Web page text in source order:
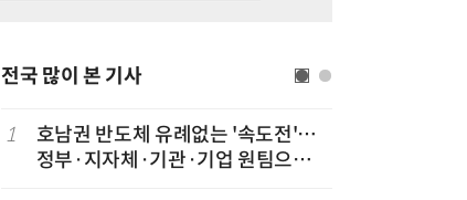
전국 많이 본 기사
1
호남권 반도체 유례없는 '속도전'…
정부·지자체·기관·기업 원팀으로